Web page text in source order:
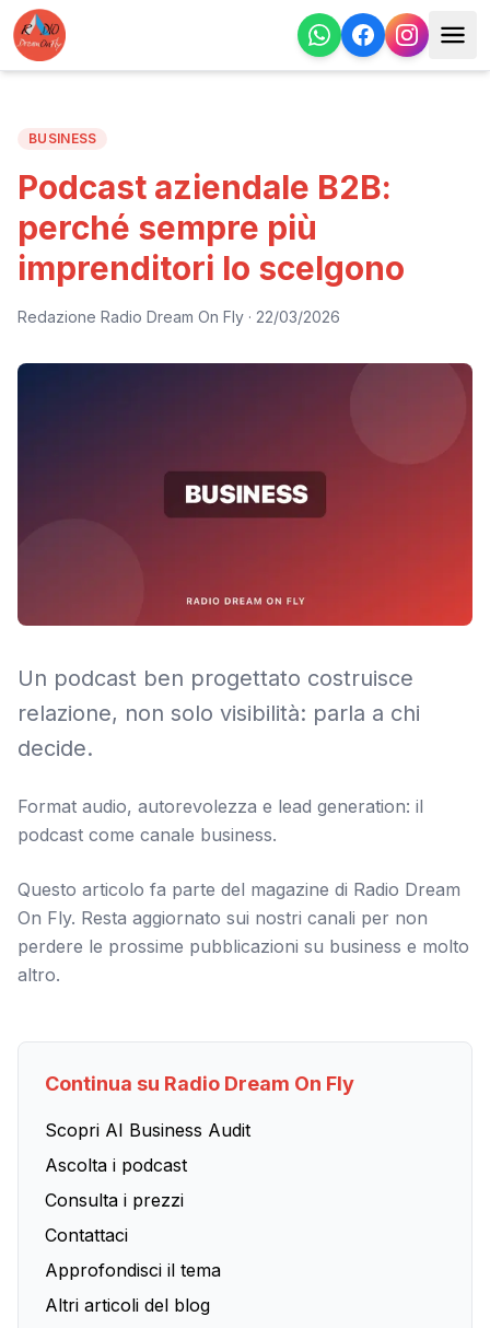
BUSINESS
Podcast aziendale B2B:
perché sempre più
imprenditori lo scelgono
Redazione Radio Dream On Fly · 22/03/2026
Un podcast ben progettato costruisce
relazione, non solo visibilità: parla a chi
decide.
Format audio, autorevolezza e lead generation: il
podcast come canale business.
Questo articolo fa parte del magazine di Radio Dream
On Fly. Resta aggiornato sui nostri canali per non
perdere le prossime pubblicazioni su business e molto
altro.
Continua su Radio Dream On Fly
Scopri AI Business Audit
Ascolta i podcast
Consulta i prezzi
Contattaci
Approfondisci il tema
Altri articoli del blog